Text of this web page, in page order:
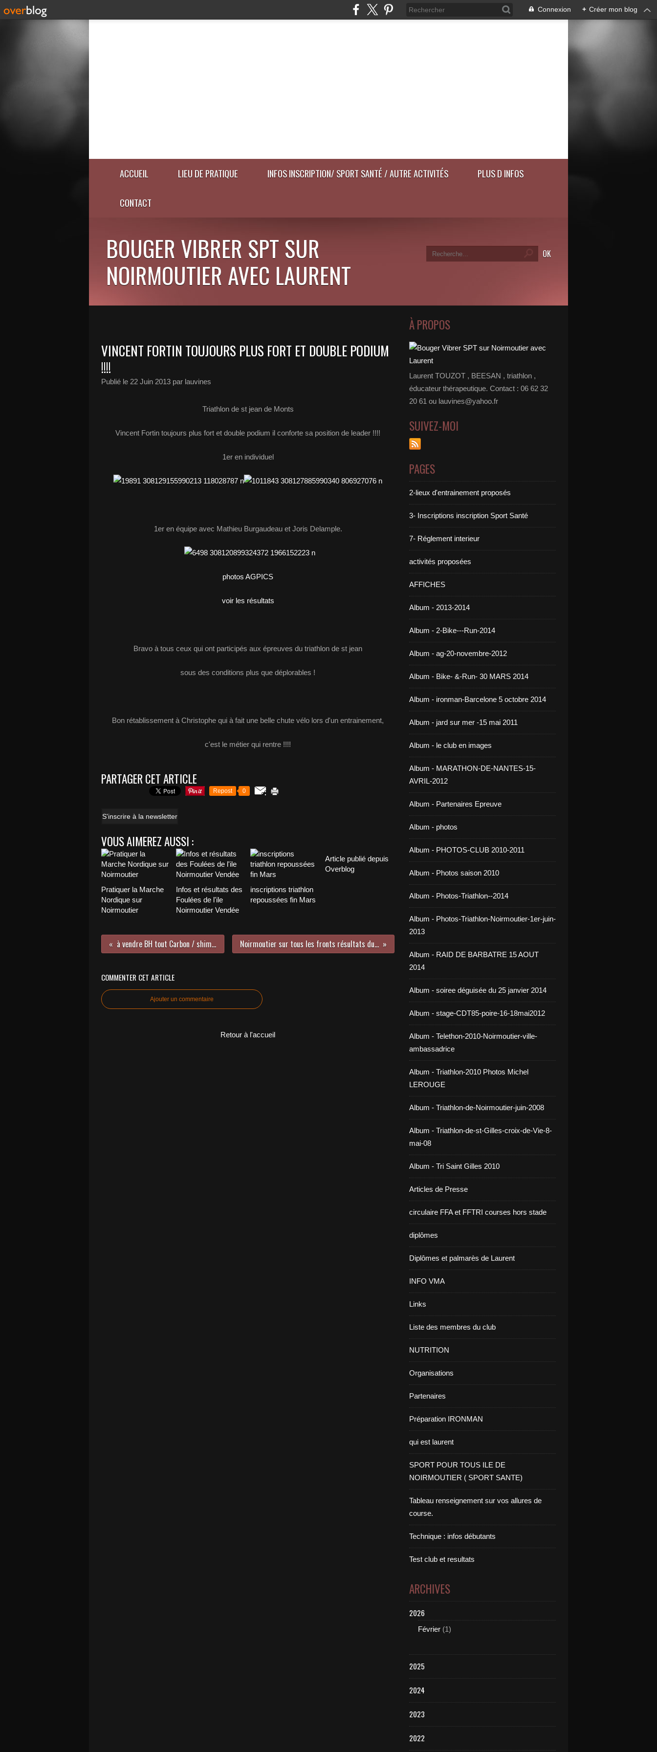
Connexion + Créer mon blog
ACCUEIL LIEU DE PRATIQUE INFOS INSCRIPTION/ SPORT SANTÉ / AUTRE ACTIVITÉS PLUS D INFOS
CONTACT
BOUGER VIBRER SPT SUR
NOIRMOUTIER AVEC LAURENT
VINCENT FORTIN TOUJOURS PLUS FORT ET DOUBLE PODIUM
!!!!
Publié le 22 Juin 2013 par lauvines
Triathlon de st jean de Monts
Vincent Fortin toujours plus fort et double podium il conforte sa position de leader !!!!
1er en individuel
1er en équipe avec Mathieu Burgaudeau et Joris Delample.
photos AGPICS
voir les résultats
Bravo à tous ceux qui ont participés aux épreuves du triathlon de st jean
sous des conditions plus que déplorables !
Bon rétablissement à Christophe qui à fait une belle chute vélo lors d'un entrainement,
c'est le métier qui rentre !!!!
PARTAGER CET ARTICLE
Repost 0
S'inscrire à la newsletter
VOUS AIMEREZ AUSSI :
Pratiquer la Marche
Nordique sur
Noirmoutier
Infos et résultats des
Foulées de l'ile
Noirmoutier Vendée
inscriptions triathlon
repoussées fin Mars
Article publié depuis
Overblog
à vendre BH tout Carbon / shimano 105 Noirmoutier sur tous les fronts résultats du week-end
COMMENTER CET ARTICLE
Ajouter un commentaire
Retour à l'accueil
À PROPOS
Laurent TOUZOT , BEESAN , triathlon ,
éducateur thérapeutique. Contact : 06 62 32
20 61 ou lauvines@yahoo.fr
SUIVEZ-MOI
PAGES
2-lieux d'entrainement proposés
3- Inscriptions inscription Sport Santé
7- Réglement interieur
activités proposées
AFFICHES
Album - 2013-2014
Album - 2-Bike---Run-2014
Album - ag-20-novembre-2012
Album - Bike- &-Run- 30 MARS 2014
Album - ironman-Barcelone 5 octobre 2014
Album - jard sur mer -15 mai 2011
Album - le club en images
Album - MARATHON-DE-NANTES-15-
AVRIL-2012
Album - Partenaires Epreuve
Album - photos
Album - PHOTOS-CLUB 2010-2011
Album - Photos saison 2010
Album - Photos-Triathlon--2014
Album - Photos-Triathlon-Noirmoutier-1er-juin-
2013
Album - RAID DE BARBATRE 15 AOUT
2014
Album - soiree déguisée du 25 janvier 2014
Album - stage-CDT85-poire-16-18mai2012
Album - Telethon-2010-Noirmoutier-ville-
ambassadrice
Album - Triathlon-2010 Photos Michel
LEROUGE
Album - Triathlon-de-Noirmoutier-juin-2008
Album - Triathlon-de-st-Gilles-croix-de-Vie-8-
mai-08
Album - Tri Saint Gilles 2010
Articles de Presse
circulaire FFA et FFTRI courses hors stade
diplômes
Diplômes et palmarès de Laurent
INFO VMA
Links
Liste des membres du club
NUTRITION
Organisations
Partenaires
Préparation IRONMAN
qui est laurent
SPORT POUR TOUS ILE DE
NOIRMOUTIER ( SPORT SANTE)
Tableau renseignement sur vos allures de
course.
Technique : infos débutants
Test club et resultats
ARCHIVES
2026
Février (1)
2025
2024
2023
2022